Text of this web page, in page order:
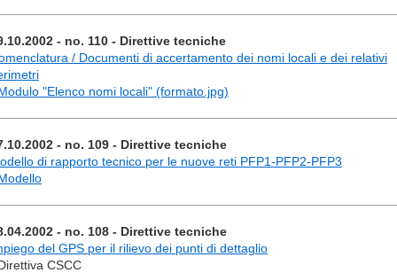
- no. 110 - Direttive tecniche
/ Documenti di accertamento dei nomi locali e dei relativi
"Elenco nomi locali" (formato.jpg)
- no. 109 - Direttive tecniche
di rapporto tecnico per le nuove reti PFP1-PFP2-PFP3
- no. 108 - Direttive tecniche
del GPS per il rilievo dei punti di dettaglio
CSCC